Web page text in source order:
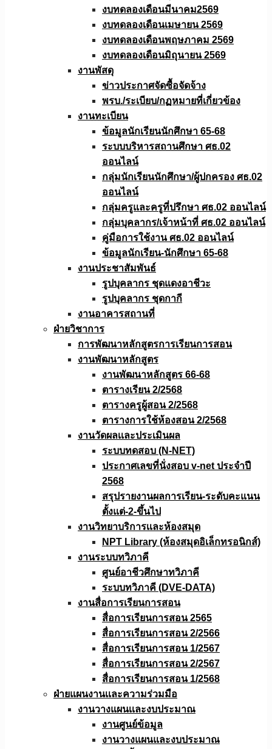
งบทดลองเดือนมีนาคม2569
งบทดลองเดือนเมษายน 2569
งบทดลองเดือนพฤษภาคม 2569
งบทดลองเดือนมิถุนายน 2569
งานพัสดุ
ข่าวประกาศจัดซื้อจัดจ้าง
พรบ./ระเบียบ/กฏหมายที่เกี่ยวข้อง
งานทะเบียน
ข้อมูลนักเรียนนักศึกษา 65-68
ระบบบริหารสถานศึกษา ศธ.02
ออนไลน์
กลุ่มนักเรียนนักศึกษา/ผู้ปกครอง ศธ.02
ออนไลน์
กลุ่มครูและครูที่ปรึกษา ศธ.02 ออนไลน์
กลุ่มบุคลากร/เจ้าหน้าที่ ศธ.02 ออนไลน์
คู่มือการใช้งาน ศธ.02 ออนไลน์
ข้อมูลนักเรียน-นักศึกษา 65-68
งานประชาสัมพันธ์
รูปบุคลากร ชุดแดงอาชีวะ
รูปบุคลากร ชุดกากี
งานอาคารสถานที่
ฝ่ายวิชาการ
การพัฒนาหลักสูตรการเรียนการสอน
งานพัฒนาหลักสูตร
งานพัฒนาหลักสูตร 66-68
ตารางเรียน 2/2568
ตารางครูผู้สอน 2/2568
ตารางการใช้ห้องสอน 2/2568
งานวัดผลเเละประเมินผล
ระบบทดสอบ (N-NET)
ประกาศเลขที่นั่งสอบ v-net ประจำปี
2568
สรุปรายงานผลการเรียน-ระดับคะแนน
ตั้งแต่-2-ขึ้นไป
งานวิทยาบริการเเละห้องสมุด
NPT Library (ห้องสมุดอิเล็กทรอนิกส์)
งานระบบทวิภาคี
ศูนย์อาชีวศึกษาทวิภาคี
ระบบทวิภาคี (DVE-DATA)
งานสื่อการเรียนการสอน
สื่อการเรียนการสอน 2565
สื่อการเรียนการสอน 2/2566
สื่อการเรียนการสอน 1/2567
สื่อการเรียนการสอน 2/2567
สื่อการเรียนการสอน 1/2568
ฝ่ายแผนงานเเละความร่วมมือ
งานวางแผนเเละงบประมาณ
งานศูนย์ข้อมูล
งานวางแผนและงบประมาณ